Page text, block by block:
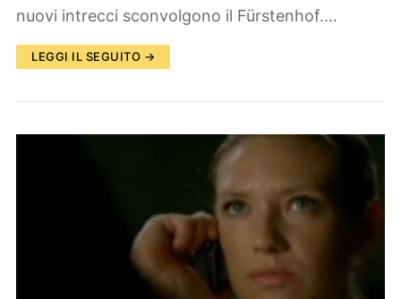
nuovi intrecci sconvolgono il Fürstenhof.…
LEGGI IL SEGUITO →